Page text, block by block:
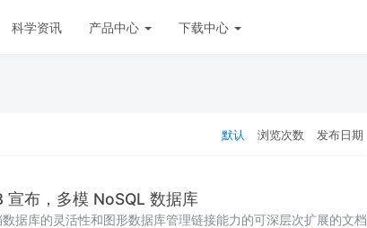
科学资讯 产品中心 下载中心
默认 浏览次数 发布日期
布，多模 NoSQL 数据库
据库的灵活性和图形数据库管理链接能力的可深层次扩展的文档